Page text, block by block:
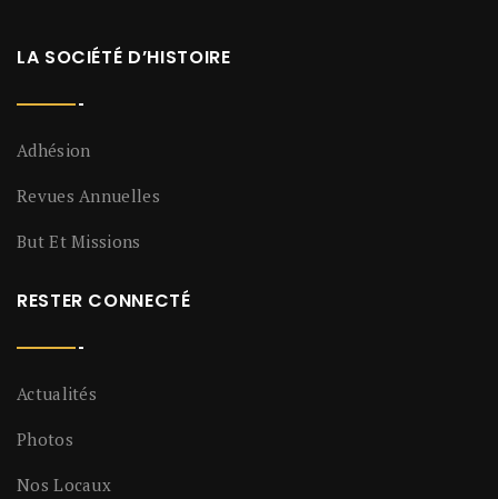
LA SOCIÉTÉ D’HISTOIRE
Adhésion
Revues Annuelles
But Et Missions
RESTER CONNECTÉ
Actualités
Photos
Nos Locaux